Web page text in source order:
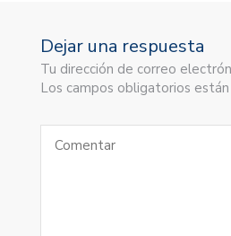
Dejar una respuesta
Tu dirección de correo
Los campos obligatorios